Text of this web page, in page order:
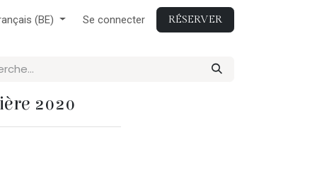
(BE) Se connecter RÉSERVER
2020